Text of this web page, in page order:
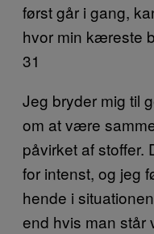
først går i gang,
hvor min kæreste
31
Jeg bryder mig til
om at være
påvirket af stoffer.
for intenst, og jeg
hende i
end hvis man